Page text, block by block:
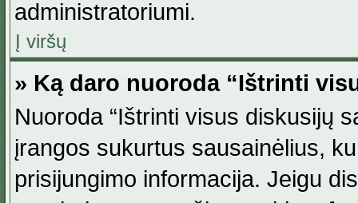
administratoriumi.
Į viršų
» Ką daro nuoroda “Ištrinti
Nuoroda “Ištrinti visus diskusijų
įrangos sukurtus sausainėlius,
prisijungimo informacija. Jeigu